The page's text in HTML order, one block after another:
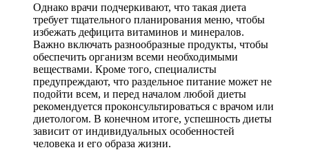
Однако врачи подчеркивают, что такая диета
требует тщательного планирования меню, чтобы
избежать дефицита витаминов и минералов.
Важно включать разнообразные продукты, чтобы
обеспечить организм всеми необходимыми
веществами. Кроме того, специалисты
предупреждают, что раздельное питание может не
подойти всем, и перед началом любой диеты
рекомендуется проконсультироваться с врачом или
диетологом. В конечном итоге, успешность диеты
зависит от индивидуальных особенностей
человека и его образа жизни.